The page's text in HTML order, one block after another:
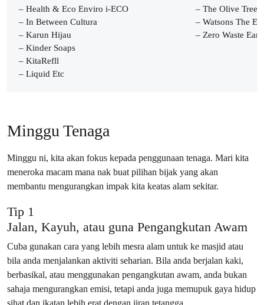
– Health & Eco Enviro i-ECO
– In Between Cultura
– Karun Hijau
– Kinder Soaps
– KitaRefll
– Liquid Etc
– The Olive Tree
– Watsons The
– Zero Waste
Minggu Tenaga
Minggu ni, kita akan fokus kepada penggunaan tenaga. Mari kita
meneroka macam mana nak buat pilihan bijak yang akan
membantu mengurangkan impak kita keatas alam sekitar.
Tip 1
Jalan, Kayuh, atau guna Pengangkutan Awam
Cuba gunakan cara yang lebih mesra alam untuk ke masjid atau
bila anda menjalankan aktiviti seharian. Bila anda berjalan kaki,
berbasikal, atau menggunakan pengangkutan awam, anda bukan
sahaja mengurangkan emisi, tetapi anda juga memupuk gaya hidup